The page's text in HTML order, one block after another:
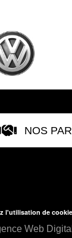
NOS
Web
l'utilisation de